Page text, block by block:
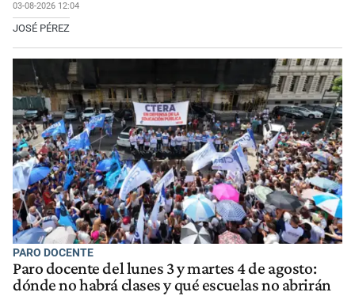
03-08-2026 12:04
JOSÉ PÉREZ
PARO DOCENTE
Paro docente del lunes 3 y martes 4 de agosto:
dónde no habrá clases y qué escuelas no abrirán